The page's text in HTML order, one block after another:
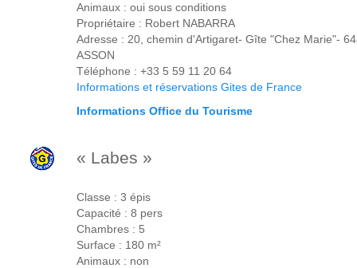
Animaux : oui sous conditions
Propriétaire : Robert NABARRA
Adresse : 20, chemin d'Artigaret- Gîte "Chez Marie"-
ASSON
Téléphone : +33 5 59 11 20 64
Informations et réservations Gites de France
Informations Office du Tourisme
« Labes »
Classe : 3 épis
Capacité : 8 pers
Chambres : 5
Surface : 180 m²
Animaux : non